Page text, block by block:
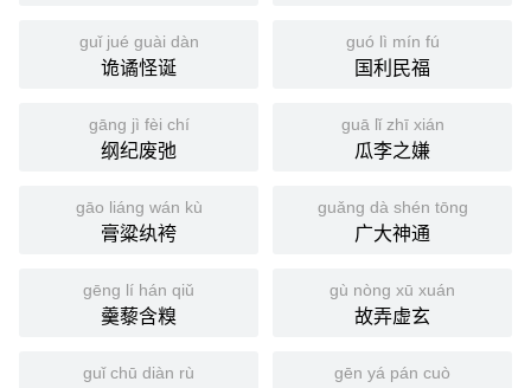
guǐ jué guài dàn
诡谲怪诞
guó lì mín fú
国利民福
gāng jì fèi chí
纲纪废弛
guā lǐ zhī xián
瓜李之嫌
gāo liáng wán kù
膏粱纨袴
guǎng dà shén tōng
广大神通
gēng lí hán qiǔ
羹藜含糗
gù nòng xū xuán
故弄虚玄
guǐ chū diàn rù gēn yá pán cuò